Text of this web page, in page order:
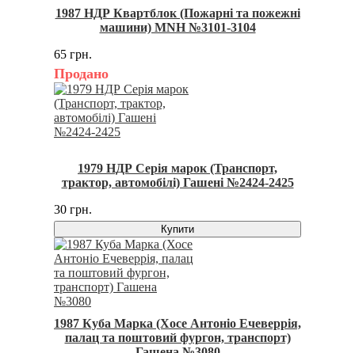
1987 НДР Квартблок (Пожарні та пожежні
машини) MNH №3101-3104
65 грн.
Продано
1979 НДР Серія марок (Транспорт,
трактор, автомобілі) Гашені №2424-2425
30 грн.
Купити
1987 Куба Марка (Хосе Антоніо Ечеверрія,
палац та поштовий фургон, транспорт)